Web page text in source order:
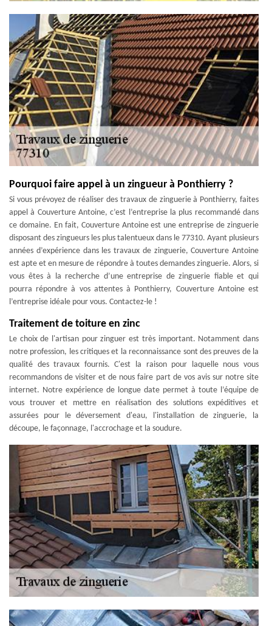
Pourquoi faire appel à un zingueur à Ponthierry ?
Si vous prévoyez de réaliser des travaux de zinguerie à Ponthierry, faites
appel à Couverture Antoine, c’est l’entreprise la plus recommandé dans
ce domaine. En fait, Couverture Antoine est une entreprise de zinguerie
disposant des zingueurs les plus talentueux dans le 77310. Ayant plusieurs
années d’expérience dans les travaux de zinguerie, Couverture Antoine
est apte et en mesure de répondre à toutes demandes zinguerie. Alors, si
vous êtes à la recherche d’une entreprise de zinguerie fiable et qui
pourra répondre à vos attentes à Ponthierry, Couverture Antoine est
l’entreprise idéale pour vous. Contactez-le !
Traitement de toiture en zinc
Le choix de l'artisan pour zinguer est très important. Notamment dans
notre profession, les critiques et la reconnaissance sont des preuves de la
qualité des travaux fournis. C'est la raison pour laquelle nous vous
recommandons de visiter et de nous faire part de vos avis sur notre site
internet. Notre expérience de longue date permet à toute l’équipe de
vous trouver et mettre en réalisation des solutions expéditives et
assurées pour le déversement d'eau, l'installation de zinguerie, la
découpe, le façonnage, l'accrochage et la soudure.